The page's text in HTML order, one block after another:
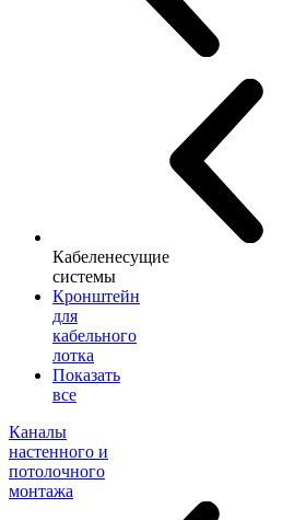
Кабеленесущие
системы
Кронштейн
для
кабельного
лотка
Показать
все
Каналы
настенного и
потолочного
монтажа